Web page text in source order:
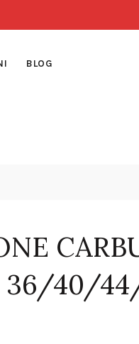
BLOG
36/40/